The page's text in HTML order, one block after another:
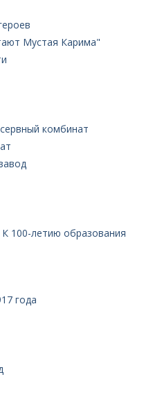
Мустая Карима"
комбинат
100-летию образования
года